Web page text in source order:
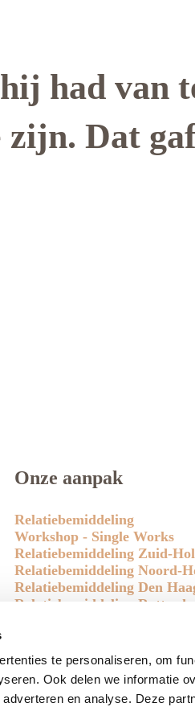
te personaliseren, om
Ook delen we informatie
en analyse. Deze
had van
zijn. Dat
Onze aanpak
Relatiebemiddeling
Workshop - Single Works
Relatiebemiddeling Zuid-
Relatiebemiddeling Noord-
Relatiebemiddeling Den
Relatiebemiddeling
Relatiebemiddeling Leiden
Relatiebemiddeling
Relatiebemiddeling
Relatiebemiddeling Tilburg